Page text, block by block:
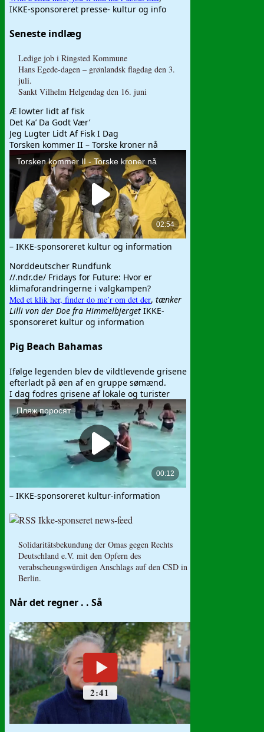
IKKE-sponsoreret presse- kultur og info
Seneste indlæg
Ledige job i Ringsted Kommune
Hans Egede-dagen – grønlandsk flagdag den 3.
juli.
Sankt Vilhelm Helgendag den 16. juni
Æ lowter lidt af fisk
Det Ka’ Da Godt Vær’
Jeg Lugter Lidt Af Fisk I Dag
Torsken kommer II – Torske kroner nå
– IKKE-sponsoreret kultur og information
Norddeutscher Rundfunk
//.ndr.de/ Fridays for Future: Hvor er
klimaforandringerne i valgkampen?
Med et klik her, finder do me’r om det der, tænker
Lilli von der Doe fra Himmelbjerget IKKE-
sponsoreret kultur og information
Pig Beach Bahamas
Ifølge legenden blev de vildtlevende grisene
efterladt på øen af en gruppe sømænd.
I dag fodres grisene af lokale og turister
– IKKE-sponsoreret kultur-information
Ikke-sponseret news-feed
Solidaritätsbekundung der Omas gegen Rechts
Deutschland e.V. mit den Opfern des
verabscheungswürdigen Anschlags auf den CSD in
Berlin.
Når det regner . . Så